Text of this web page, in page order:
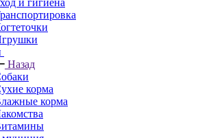
и гигиена
Назад
корма
корма